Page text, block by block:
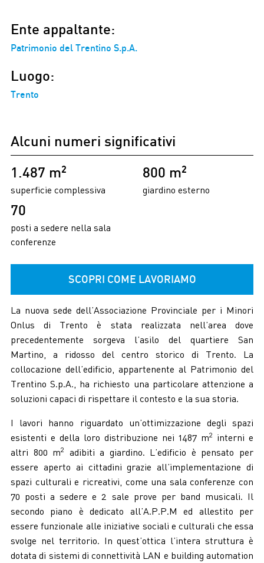
Ente appaltante:
Patrimonio del Trentino S.p.A.
Luogo:
Trento
Alcuni numeri significativi
1.487 m2
superficie complessiva
800 m2
giardino esterno
70
posti a sedere nella sala
conferenze
SCOPRI COME LAVORIAMO
La nuova sede dell’Associazione Provinciale per i Minori
Onlus di Trento è stata realizzata nell’area dove
precedentemente sorgeva l’asilo del quartiere San
Martino, a ridosso del centro storico di Trento. La
collocazione dell’edificio, appartenente al Patrimonio del
Trentino S.p.A., ha richiesto una particolare attenzione a
soluzioni capaci di rispettare il contesto e la sua storia.
I lavori hanno riguardato un’ottimizzazione degli spazi
esistenti e della loro distribuzione nei 1487 m2
interni e
altri 800 m2
adibiti a giardino. L’edificio è pensato per
essere aperto ai cittadini grazie all’implementazione di
spazi culturali e ricreativi, come una sala conferenze con
70 posti a sedere e 2 sale prove per band musicali. Il
secondo piano è dedicato all’A.P.P.M ed allestito per
essere funzionale alle iniziative sociali e culturali che essa
svolge nel territorio. In quest’ottica l’intera struttura è
dotata di sistemi di connettività LAN e building automation